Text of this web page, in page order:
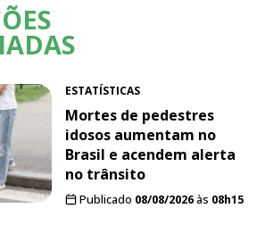
ESTATÍSTICAS
Mortes de pedestres
idosos aumentam no
Brasil e acendem alerta
no trânsito
Publicado 08/08/2026às 08h15